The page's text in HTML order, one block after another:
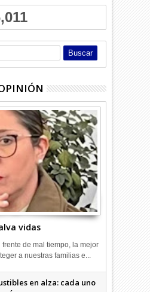
vidas
de mal tiempo, la mejor
a nuestras familias e...
en alza: cada uno